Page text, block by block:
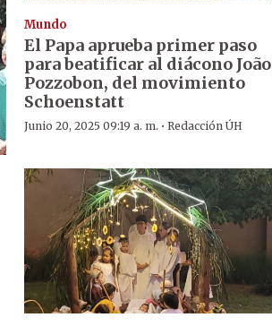
Mundo
El Papa aprueba primer paso
para beatificar al diácono João
Pozzobon, del movimiento
Schoenstatt
Junio 20, 2025 09:19 a. m. · Redacción ÚH